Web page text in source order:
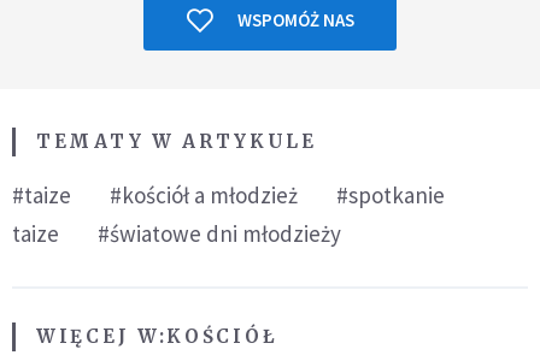
WSPOMÓŻ NAS
TEMATY W ARTYKULE
#taize #kościół a młodzież
#spotkanie
taize
#światowe dni młodzieży
WIĘCEJ W:KOŚCIÓŁ